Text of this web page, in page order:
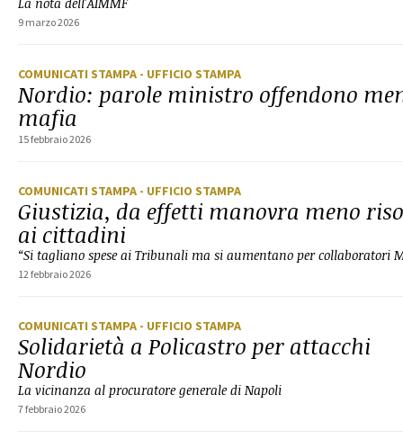
9 marzo 2026
COMUNICATI STAMPA - UFFICIO STAMPA
Nordio: parole ministro offendono
mafia
15 febbraio 2026
COMUNICATI STAMPA - UFFICIO STAMPA
Giustizia, da effetti manovra meno
ai cittadini
“Si tagliano spese ai Tribunali ma si aumentano per collaboratori
12 febbraio 2026
COMUNICATI STAMPA - UFFICIO STAMPA
Solidarietà a Policastro per attacchi
Nordio
La vicinanza al procuratore generale di Napoli
7 febbraio 2026